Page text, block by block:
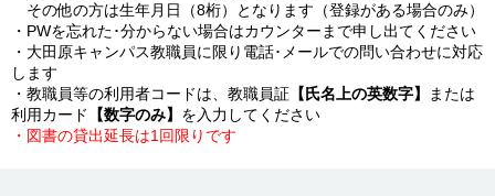
その他の方は生年月日（8桁）となります（登録がある場合のみ）
・PWを忘れた･分からない場合はカウンターまで申し出てください
・大田原キャンパス教職員に限り電話･メールでの問い合わせに対応
します
・教職員等の利用者コードは、教職員証 【氏名上の英数字】
または
利用カード
【数字のみ】
・図書の貸出延長は1回限りです